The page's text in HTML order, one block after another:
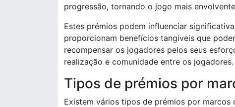
progressão, tornando o jogo mais
Estes prémios podem influenciar
proporcionam benefícios tangíveis que
recompensar os jogadores pelos seus
realização e comunidade entre os jogadores.
Tipos de prémios por
Existem vários tipos de prémios por